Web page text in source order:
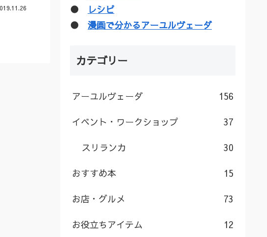
●
レシピ
● 漫画で分かるアーユルヴェーダ
カテゴリー
アーユルヴェーダ 156
イベント・ワークショップ 37
スリランカ 30
おすすめ本 15
お店・グルメ 73
お役立ちアイテム 12